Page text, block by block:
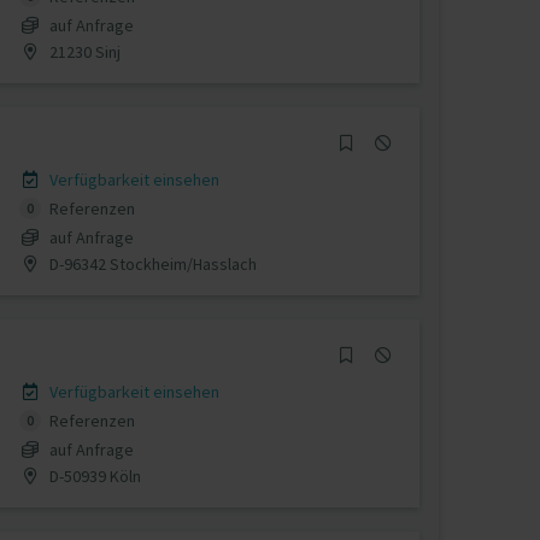
auf Anfrage
21230 Sinj
Verfügbarkeit einsehen
0
Referenzen
auf Anfrage
D-96342 Stockheim/Hasslach
Verfügbarkeit einsehen
0
Referenzen
auf Anfrage
D-50939 Köln